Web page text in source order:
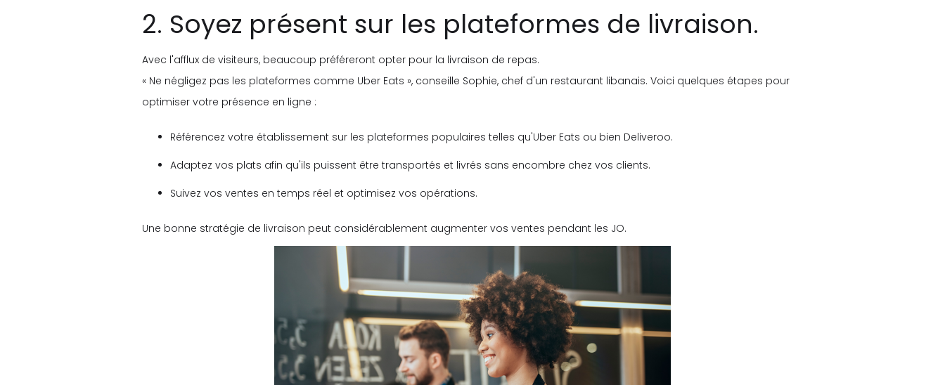
2. Soyez présent sur les plateformes de livraison.
Avec l'afflux de visiteurs, beaucoup préféreront opter pour la livraison de repas.
« Ne négligez pas les plateformes comme Uber Eats », conseille Sophie, chef d'un restaurant libanais. Voici quelques étapes pour
optimiser votre présence en ligne :
Référencez votre établissement sur les plateformes populaires telles qu'Uber Eats ou bien Deliveroo.
Adaptez vos plats afin qu'ils puissent être transportés et livrés sans encombre chez vos clients.
Suivez vos ventes en temps réel et optimisez vos opérations.
Une bonne stratégie de livraison peut considérablement augmenter vos ventes pendant les JO.